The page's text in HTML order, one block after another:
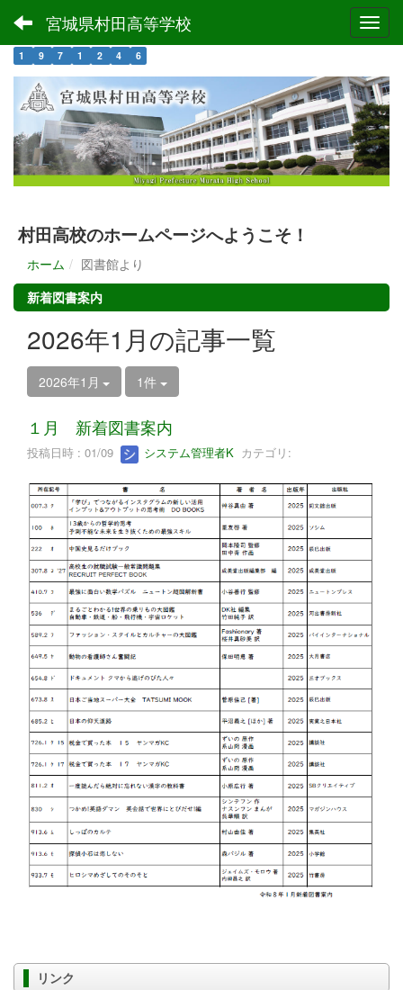
宮城県村田高等学校
1 9 7 1 2 4 6
村田高校のホームページへようこそ！
ホーム
図書館より
新着図書案内
2026年1月の記事一覧
2026年1月 1件
１月 新着図書案内
投稿日時 : 01/09 システム管理者K カテゴリ:
リンク